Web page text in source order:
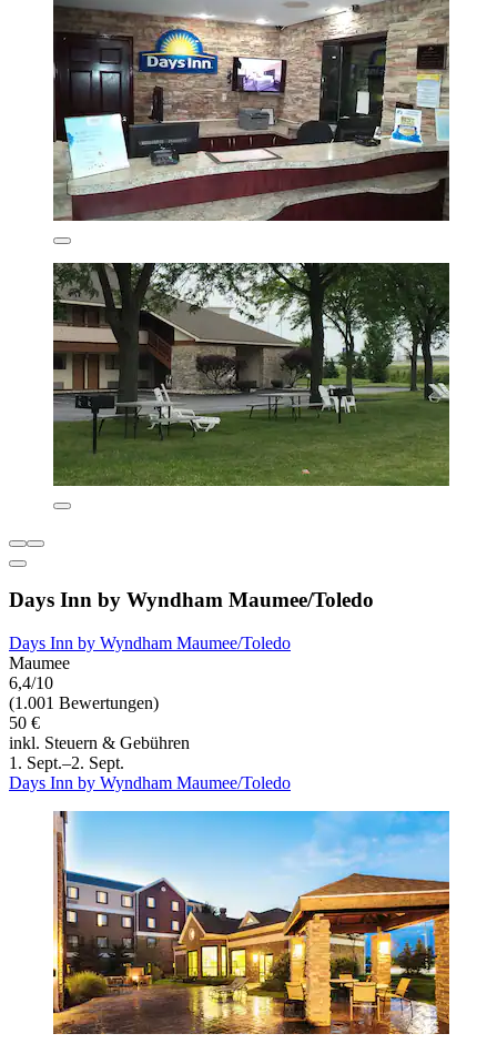
Days Inn by Wyndham Maumee/Toledo
Days Inn by Wyndham Maumee/Toledo
Maumee
6,4/10
(1.001 Bewertungen)
50 €
inkl. Steuern & Gebühren
1. Sept.–2. Sept.
Days Inn by Wyndham Maumee/Toledo